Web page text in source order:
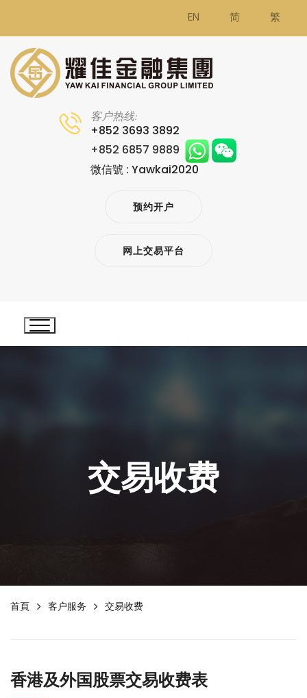
EN 简 繁
客户热线:
+852 3693 3892
+852 6857 9889
微信號 : Yawkai2020
预约开户
网上交易平台
交易收费
首頁 客户服务 交易收费
香港及外国股票交易收费表